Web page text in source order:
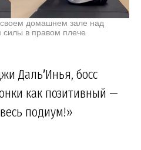
домашнем зале над
силы в правом плече
Даль′Инья, босс
как позитивный —
подиум!»